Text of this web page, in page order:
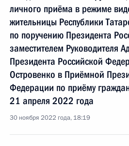
личного приёма в режиме
жительницы Республики
по поручению Президента
заместителем Руководителя
Президента Российской
Островенко в Приёмной
Федерации по приёму
21 апреля 2022 года
30 ноября 2022 года, 18:19